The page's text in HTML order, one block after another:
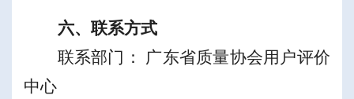
六、联系方式
联系部门：
广东省质量协会用户评价
中心